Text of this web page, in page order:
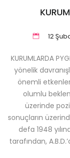
12
KURUMLARDA
yönelik
önemli
olumlu
üzerinde
sonuçların
defa 1948
tarafından,